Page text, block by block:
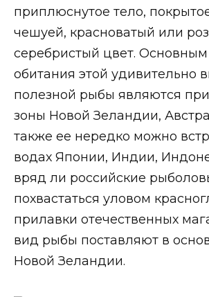
приплюснутое тело,
чешуей, красноватый или
серебристый цвет.
обитания этой удивительно
полезной рыбы являются
зоны Новой Зеландии,
также ее нередко можно
водах Японии, Индии,
вряд ли российские
похвастаться уловом
прилавки отечественных
вид рыбы поставляют в
Новой Зеландии.